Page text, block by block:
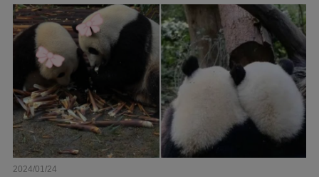
2024/01/24